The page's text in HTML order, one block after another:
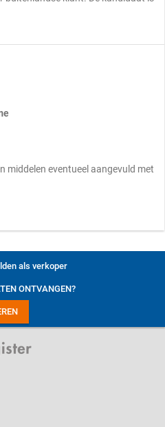
middelen eventueel aangevuld met
als verkoper
ONTVANGEN?